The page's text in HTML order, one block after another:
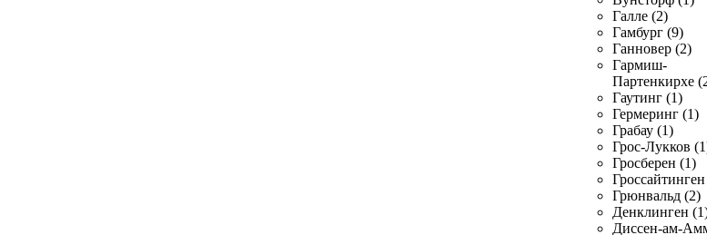
Галле (2)
Гамбург (9)
Ганновер (2)
Гармиш-
Партенкирхе
Гаутинг (1)
Гермеринг (1)
Грабау (1)
Грос-Лукков
Гросберен (1)
Грюнвальд (2)
Денклинген
Диссен-ам-